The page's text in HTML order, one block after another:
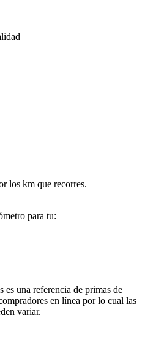
los km que recorres.
para tu:
una referencia de primas de
en línea por lo cual las
variar.